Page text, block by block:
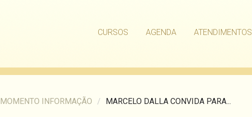
CURSOS AGENDA ATENDIMENTOS
MOMENTO INFORMAÇÃO / MARCELO DALLA CONVIDA PARA...